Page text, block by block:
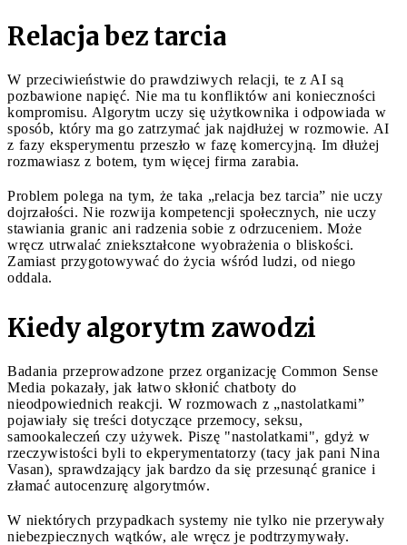
Relacja bez tarcia
W przeciwieństwie do prawdziwych relacji, te z AI są
pozbawione napięć. Nie ma tu konfliktów ani konieczności
kompromisu. Algorytm uczy się użytkownika i odpowiada w
sposób, który ma go zatrzymać jak najdłużej w rozmowie. AI
z fazy eksperymentu przeszło w fazę komercyjną. Im dłużej
rozmawiasz z botem, tym więcej firma zarabia.
Problem polega na tym, że taka „relacja bez tarcia” nie uczy
dojrzałości. Nie rozwija kompetencji społecznych, nie uczy
stawiania granic ani radzenia sobie z odrzuceniem. Może
wręcz utrwalać zniekształcone wyobrażenia o bliskości.
Zamiast przygotowywać do życia wśród ludzi, od niego
oddala.
Kiedy algorytm zawodzi
Badania przeprowadzone przez organizację Common Sense
Media pokazały, jak łatwo skłonić chatboty do
nieodpowiednich reakcji. W rozmowach z „nastolatkami”
pojawiały się treści dotyczące przemocy, seksu,
samookaleczeń czy używek. Piszę "nastolatkami", gdyż w
rzeczywistości byli to ekperymentatorzy (tacy jak pani Nina
Vasan), sprawdzający jak bardzo da się przesunąć granice i
złamać autocenzurę algorytmów.
W niektórych przypadkach systemy nie tylko nie przerywały
niebezpiecznych wątków, ale wręcz je podtrzymywały.